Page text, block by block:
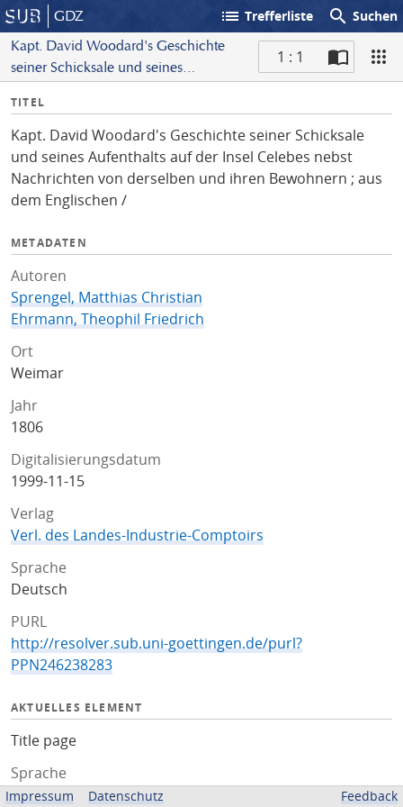
GDZ list Trefferliste search Suchen
Kapt. David Woodard's Geschichte
seiner Schicksale und seines
Nachrichten von derselben und ihren
Bewohnern ; aus dem Englischen /
1 : 1
I
f
o
TITEL
Kapt. David Woodard's Geschichte seiner Schicksale
und seines Aufenthalts auf der Insel Celebes nebst
Nachrichten von derselben und ihren Bewohnern ; aus
dem Englischen /
METADATEN
Autoren
Sprengel, Matthias Christian
Ehrmann, Theophil Friedrich
Ort
Weimar
Jahr
1806
Digitalisierungsdatum
1999-11-15
Verlag
Verl. des Landes-Industrie-Comptoirs
Sprache
Deutsch
PURL
http://resolver.sub.uni-goettingen.de/purl?
PPN246238283
AKTUELLES ELEMENT
Title page
Sprache
Deutsch
Impressum Datenschutz Feedback